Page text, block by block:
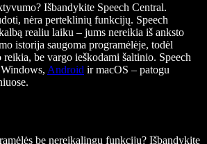
Išbandykite Speech Central.
nėra perteklinių funkcijų. Speech
realiu laiku – jums nereikia iš anksto
istorija saugoma programėlėje, todėl
reikia, be vargo ieškodami šaltinio. Speech
Android ir macOS – patogu
be nereikalingų funkcijų? Išbandykite